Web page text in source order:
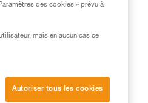
des cookies » prévu à
mais en aucun cas ce
Autoriser tous les cookies